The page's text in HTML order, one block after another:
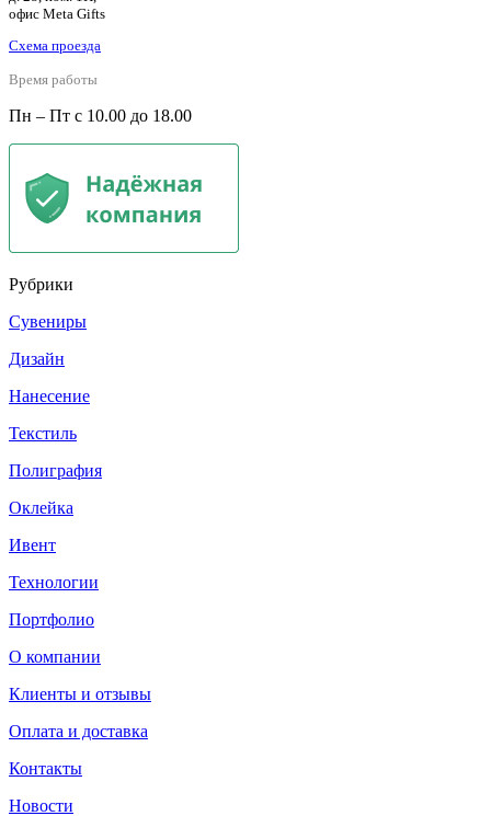
офис Meta Gifts
Схема проезда
Время работы
Пн – Пт с 10.00 до 18.00
Рубрики
Сувениры
Дизайн
Нанесение
Текстиль
Полиграфия
Оклейка
Ивент
Технологии
Портфолио
О компании
Клиенты и отзывы
Оплата и доставка
Контакты
Новости